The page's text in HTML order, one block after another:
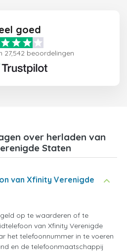
goed
27,542 beoordelingen
over herladen van
Staten
van Xfinity Verenigde
op te waarderen of te
van Xfinity Verenigde
het telefoonnummer in te voeren
en de telefoonmaatschappij